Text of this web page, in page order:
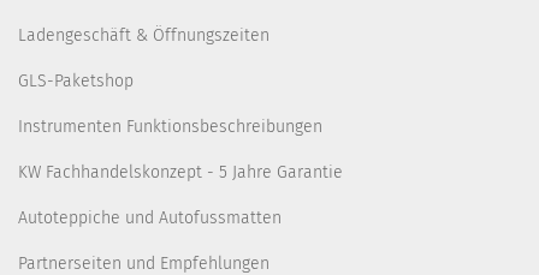
Ladengeschäft & Öffnungszeiten
GLS-Paketshop
Instrumenten Funktionsbeschreibungen
KW Fachhandelskonzept - 5 Jahre Garantie
Autoteppiche und Autofussmatten
Partnerseiten und Empfehlungen